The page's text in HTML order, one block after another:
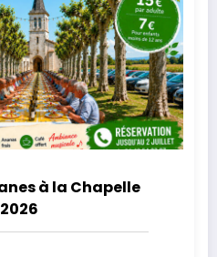
à la Chapelle